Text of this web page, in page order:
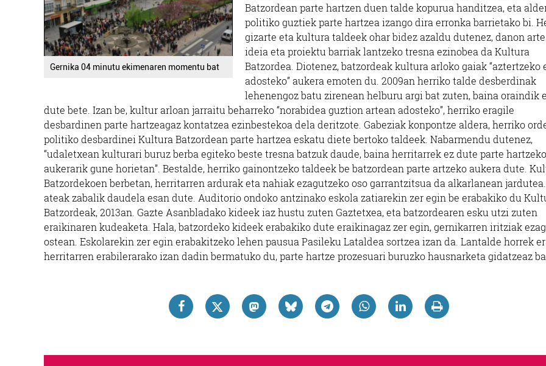
Gernika 04 minutu ekimenaren momentu bat
Batzordean parte hartzen duen talde kopurua handitzea, eta
politiko guztiek parte hartzea izango dira erronka barrietako bi.
gizarte eta kultura taldeek ohar bidez azaldu dutenez, danon
ideia eta proiektu barriak lantzeko tresna ezinobea da Kultura
Batzordea. Diotenez, batzordeak kultura arloko gaiak “aztertzeko
adosteko” aukera emoten du. 2009an herriko talde desberdinak
lehenengoz batu zirenean helburu argi bat zuten, baina oraindik
dute bete. Izan be, kultur arloan jarraitu beharreko “norabidea guztion artean adosteko”, herriko eragile
desbardinen parte hartzeagaz kontatzea ezinbestekoa dela deritzote. Gabeziak konpontze aldera, herriko
politiko desbardinei Kultura Batzordean parte hartzea eskatu diete bertoko taldeek. Nabarmendu dutenez,
“udaletxean kulturari buruz berba egiteko beste tresna batzuk daude, baina herritarrek ez dute parte hartzeko
aukerarik gune horietan”. Bestalde, herriko gainontzeko taldeek be batzordean parte artzeko aukera dute.
Batzordekoen berbetan, herritarren ardurak eta nahiak ezagutzeko oso garrantzitsua da alkarlanean
ateak zabalik daudela esan dute. Auditorio ondoko antzinako eskola zatiarekin zer egin be erabakiko du
Batzordeak, 2013an. Gazte Asanbladako kideek iaz hustu zuten Gaztetxea, eta batzordearen esku utzi zuten
eraikinaren kudeaketa. Hala, batzordeko kideek erabakiko dute eraikinagaz zer egin, gernikarren iritziak
ostean. Eskolarekin zer egin erabakitzeko lehen pausua Pasileku Lataldea sortzea izan da. Lantalde horrek
herritarren erabilerarako izan dadin bermatuko du, parte hartze prozesuari buruzko hausnarketa gidatzeaz